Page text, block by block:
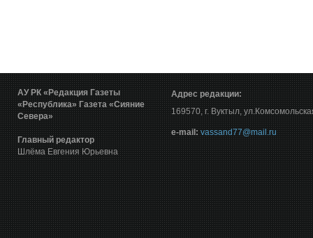
АУ РК «Редакция Газеты
«Республика» Газета «Сияние
Севера»
Главный редактор
Шлёма Евгения Юрьевна
Адрес редакции:
169570, г. Вуктыл,
е-mail: vassand77@mail.ru